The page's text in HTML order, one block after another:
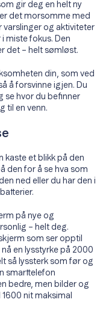
gir deg en helt ny
det morsomme med
varslinger og aktiviteter
miste fokus. Den
det – helt sømløst.
din, som ved
å forsvinne igjen. Du
se hvor du befinner
til en venn.
kaste et blikk på den
den for å se hva som
ned eller du har den i
på nye og
– helt deg.
som ser opptil
en lysstyrke på 2000
så lyssterk som før og
smarttelefon
bedre, men bilder og
nit maksimal